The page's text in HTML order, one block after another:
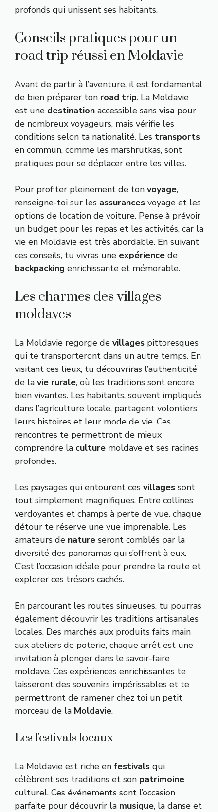
profonds qui unissent ses habitants.
Conseils pratiques pour un
road trip réussi en Moldavie
Avant de partir à l’aventure, il est fondamental
de bien préparer ton road trip. La Moldavie
est une destination accessible sans visa pour
de nombreux voyageurs, mais vérifie les
conditions selon ta nationalité. Les transports
en commun, comme les marshrutkas, sont
pratiques pour se déplacer entre les villes.
Pour profiter pleinement de ton voyage,
renseigne-toi sur les assurances voyage et les
options de location de voiture. Pense à prévoir
un budget pour les repas et les activités, car la
vie en Moldavie est très abordable. En suivant
ces conseils, tu vivras une expérience de
backpacking enrichissante et mémorable.
Les charmes des villages
moldaves
La Moldavie regorge de villages pittoresques
qui te transporteront dans un autre temps. En
visitant ces lieux, tu découvriras l’authenticité
de la vie rurale, où les traditions sont encore
bien vivantes. Les habitants, souvent impliqués
dans l’agriculture locale, partagent volontiers
leurs histoires et leur mode de vie. Ces
rencontres te permettront de mieux
comprendre la culture moldave et ses racines
profondes.
Les paysages qui entourent ces villages sont
tout simplement magnifiques. Entre collines
verdoyantes et champs à perte de vue, chaque
détour te réserve une vue imprenable. Les
amateurs de nature seront comblés par la
diversité des panoramas qui s’offrent à eux.
C’est l’occasion idéale pour prendre la route et
explorer ces trésors cachés.
En parcourant les routes sinueuses, tu pourras
également découvrir les traditions artisanales
locales. Des marchés aux produits faits main
aux ateliers de poterie, chaque arrêt est une
invitation à plonger dans le savoir-faire
moldave. Ces expériences enrichissantes te
laisseront des souvenirs impérissables et te
permettront de ramener chez toi un petit
morceau de la Moldavie.
Les festivals locaux
La Moldavie est riche en festivals qui
célèbrent ses traditions et son patrimoine
culturel. Ces événements sont l’occasion
parfaite pour découvrir la musique, la danse et